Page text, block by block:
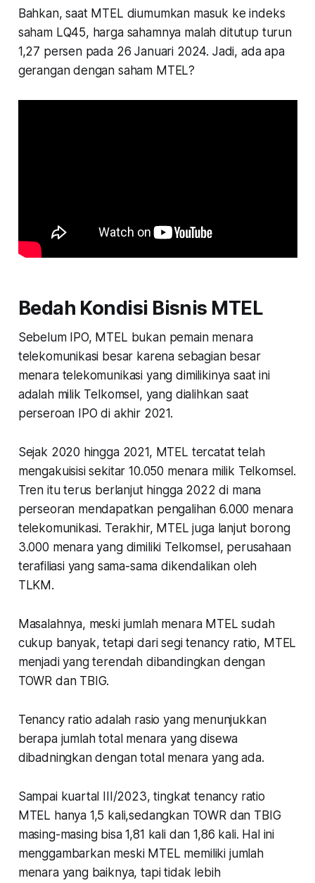
Bahkan, saat MTEL diumumkan masuk ke indeks
saham LQ45, harga sahamnya malah ditutup turun
1,27 persen pada 26 Januari 2024. Jadi, ada apa
gerangan dengan saham MTEL?
Bedah Kondisi Bisnis MTEL
Sebelum IPO, MTEL bukan pemain menara
telekomunikasi besar karena sebagian besar
menara telekomunikasi yang dimilikinya saat ini
adalah milik Telkomsel, yang dialihkan saat
perseroan IPO di akhir 2021.
Sejak 2020 hingga 2021, MTEL tercatat telah
mengakuisisi sekitar 10.050 menara milik Telkomsel.
Tren itu terus berlanjut hingga 2022 di mana
perseoran mendapatkan pengalihan 6.000 menara
telekomunikasi. Terakhir, MTEL juga lanjut borong
3.000 menara yang dimiliki Telkomsel, perusahaan
terafiliasi yang sama-sama dikendalikan oleh
TLKM.
Masalahnya, meski jumlah menara MTEL sudah
cukup banyak, tetapi dari segi tenancy ratio, MTEL
menjadi yang terendah dibandingkan dengan
TOWR dan TBIG.
Tenancy ratio adalah rasio yang menunjukkan
berapa jumlah total menara yang disewa
dibadningkan dengan total menara yang ada.
Sampai kuartal III/2023, tingkat tenancy ratio
MTEL hanya 1,5 kali,sedangkan TOWR dan TBIG
masing-masing bisa 1,81 kali dan 1,86 kali. Hal ini
menggambarkan meski MTEL memiliki jumlah
menara yang baiknya, tapi tidak lebih